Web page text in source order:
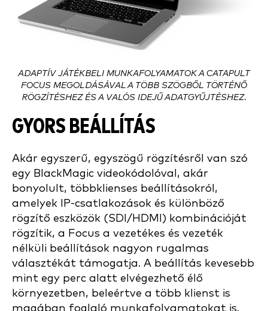
ADAPTÍV JÁTÉKBELI MUNKAFOLYAMATOK A CATAPULT
FOCUS MEGOLDÁSÁVAL A TÖBB SZÖGBŐL TÖRTÉNŐ
RÖGZÍTÉSHEZ ÉS A VALÓS IDEJŰ ADATGYŰJTÉSHEZ.
GYORS BEÁLLÍTÁS
Akár egyszerű, egyszögű rögzítésről van szó
egy BlackMagic videokódolóval, akár
bonyolult, többklienses beállításokról,
amelyek IP-csatlakozások és különböző
rögzítő eszközök (SDI/HDMI) kombinációját
rögzítik, a Focus a vezetékes és vezeték
nélküli beállítások nagyon rugalmas
választékát támogatja. A beállítás kevesebb
mint egy perc alatt elvégezhető élő
környezetben, beleértve a több klienst is
magában foglaló munkafolyamatokat is.